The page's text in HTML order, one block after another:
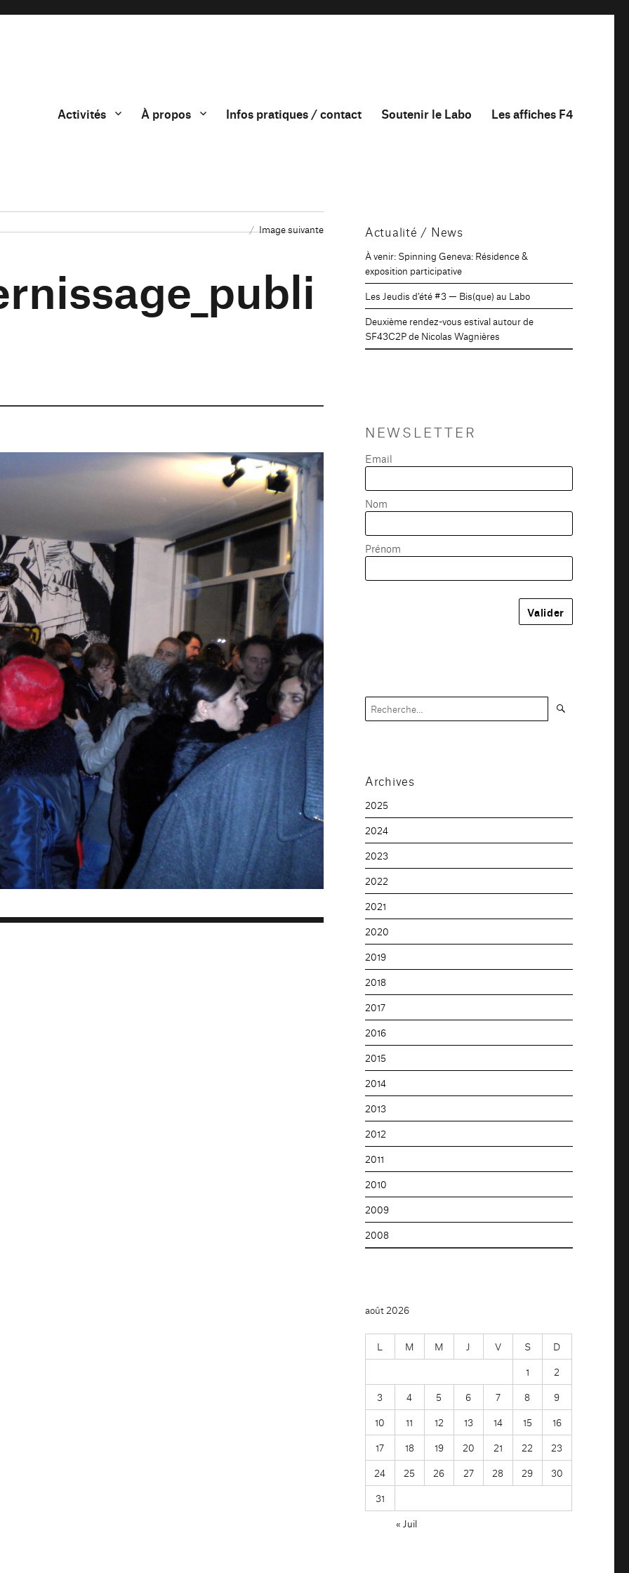
Activités À propos Infos pratiques / contact Soutenir le Labo Les affiches F4
Image suivante Actualité / News
À venir: Spinning Geneva: Résidence &
exposition participative
Les Jeudis d’été #3 — Bis(que) au Labo
Deuxième rendez-vous estival autour de
SF43C2P de Nicolas Wagnières
NEWSLETTER
Email
Nom
Prénom
Recherche
pour :
Archives
2025
2024
2023
2022
2021
2020
2019
2018
2017
2016
2015
2014
2013
2012
2011
2010
2009
2008
août 2026
L M M J V S
D
1
2
3
4 5 6 7 8
9
10
11 12 13 14 15
16
17
18 19 20 21 22
23
24
25 26 27 28 29
30
31
« Juil